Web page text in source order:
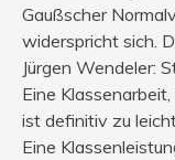
Gaußscher
widerspricht sich.
Jürgen Wendeler:
Eine
ist definitiv zu
Eine